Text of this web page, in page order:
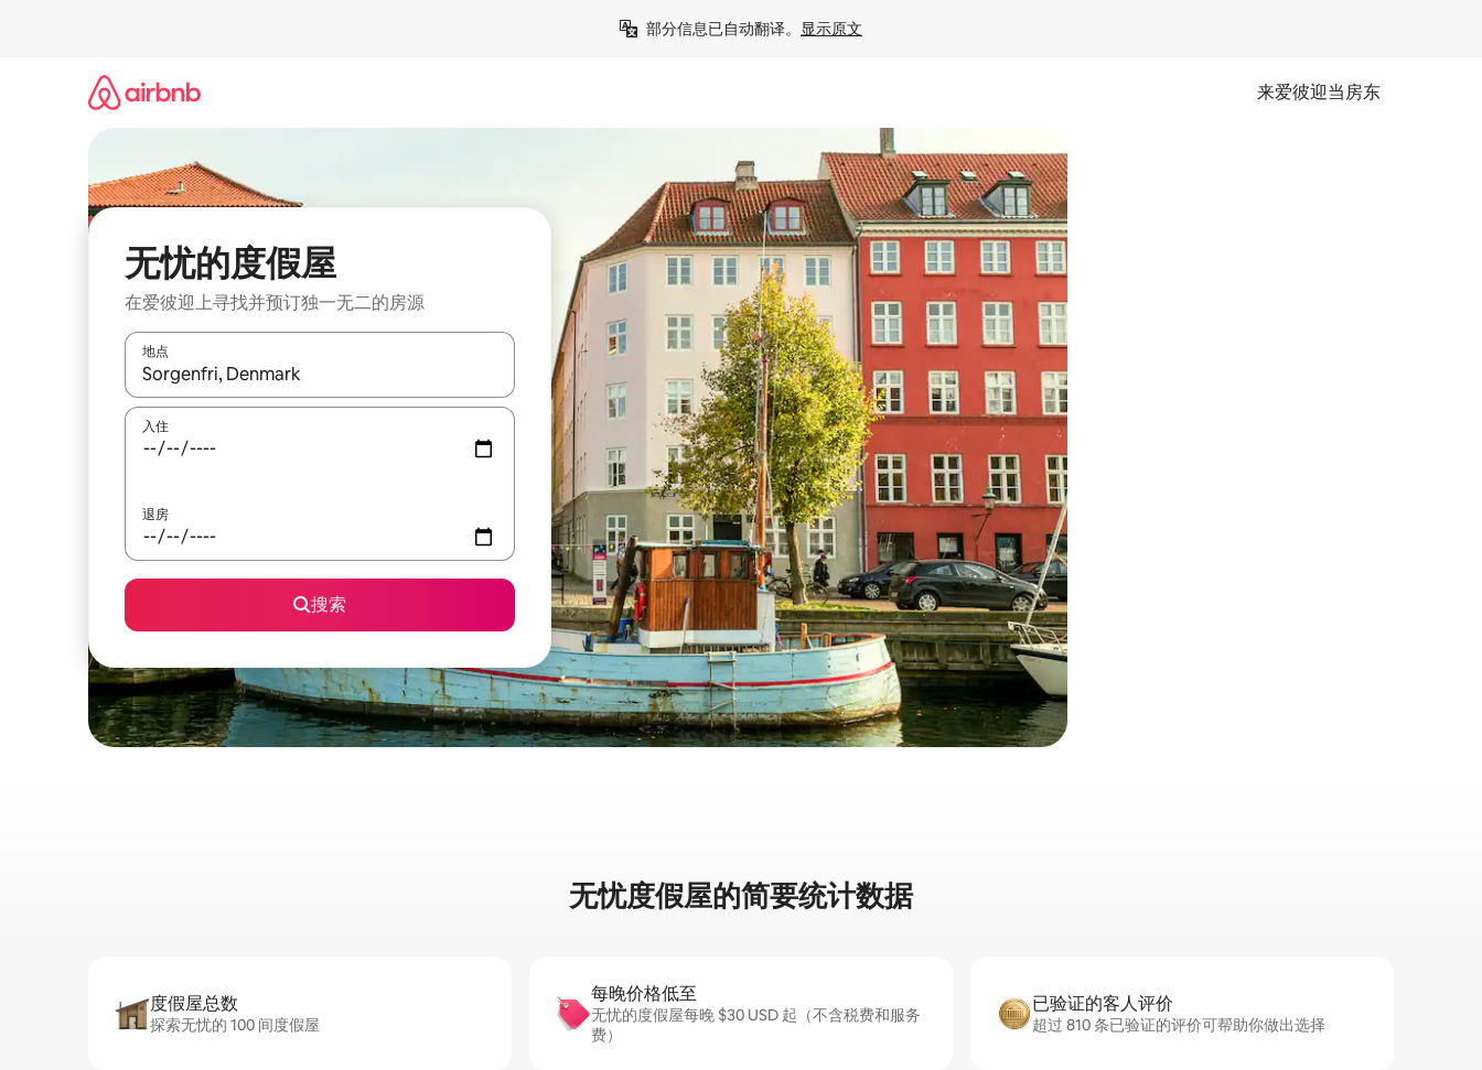
部分信息已自动翻译。 显示原文
来爱彼迎当房东
无忧的度假屋
在爱彼迎上寻找并预订独一无二的房源
地点
如有搜索结果，请使用上下方向键查看，或通过点击或滑动手势浏览。
入住
退房
搜索
无忧度假屋的简要统计数据
度假屋总数
探索无忧的 100 间度假屋
每晚价格低至
无忧的度假屋每晚 $30 USD 起（不含税费和服务
费）
已验证的客人评价
超过 810 条已验证的评价可帮助你做出选择